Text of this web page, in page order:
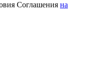
Соглашения на